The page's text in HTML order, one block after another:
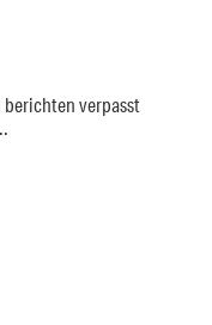
berichten verpasst